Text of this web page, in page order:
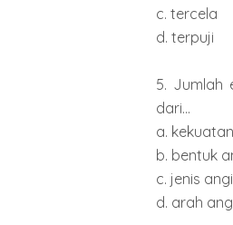
c. tercela
d. terpuji
5. Jumlah
dari...
a.
b. bentuk
c. jenis
d. arah